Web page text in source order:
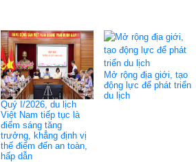
Quý I/2026, du lịch
Việt Nam tiếp tục là
điểm sáng tăng
trưởng, khẳng định vị
thế điểm đến an toàn,
hấp dẫn
Mở rộng địa giới, tạo
động lực để phát triển
du lịch